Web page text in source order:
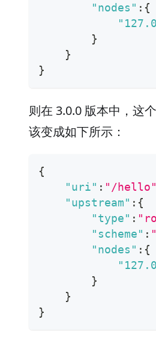
"nodes" : {
}
}
}
则在 3.0.0 版本中，这
该变成如下所示：
{
"uri" : "/hello"
"upstream" : {
"type" :
"scheme" :
"nodes" : {
}
}
}